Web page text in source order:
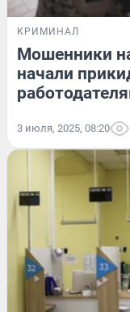
КРИМИНАЛ
Мошенники
начали
3 июля, 2025, 08:20